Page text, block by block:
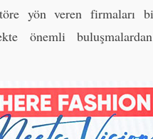
yön veren firmaları
önemli